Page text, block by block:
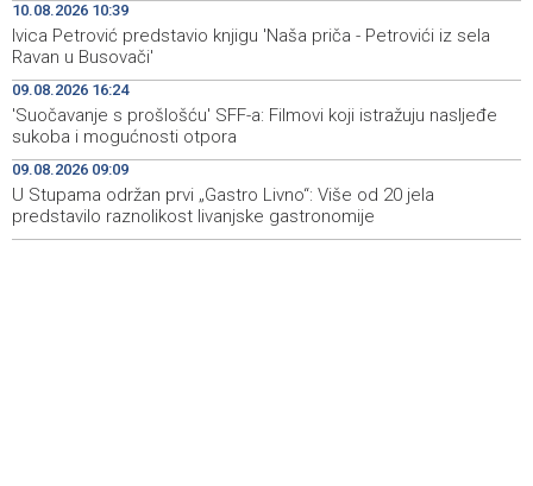
10:08 Saopćenje za javnost PSS
10:02
KCUS i SKB Mostar iskazali interes za suradnju s
transplantacijskim centrima članica Eurotransplanta
Izdato narandžasto upozorenje zbog visoke
temperature zraka
10.08.2026 10:39
Ivica Petrović predstavio knjigu 'Naša priča - Petrovići iz sela
Ravan u Busovači'
09.08.2026 16:24
'Suočavanje s prošlošću' SFF-a: Filmovi koji istražuju nasljeđe
sukoba i mogućnosti otpora
09.08.2026 09:09
U Stupama održan prvi „Gastro Livno“: Više od 20 jela
predstavilo raznolikost livanjske gastronomije